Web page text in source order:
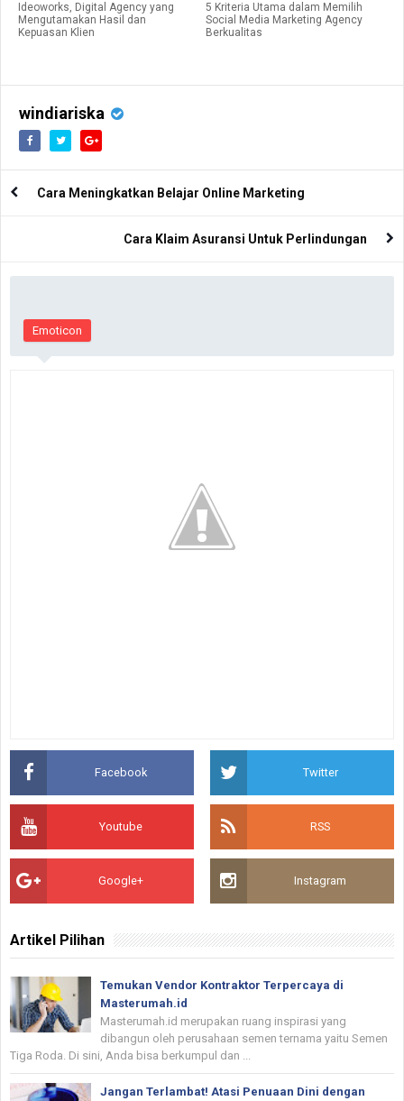
Ideoworks, Digital Agency yang
Mengutamakan Hasil dan
Kepuasan Klien
5 Kriteria Utama dalam Memilih
Social Media Marketing Agency
Berkualitas
windiariska
Cara Meningkatkan Belajar Online Marketing
Cara Klaim Asuransi Untuk Perlindungan
Emoticon
Facebook Twitter
Youtube RSS
Google+ Instagram
Artikel Pilihan
Temukan Vendor Kontraktor Terpercaya di
Masterumah.id
Masterumah.id merupakan ruang inspirasi yang
dibangun oleh perusahaan semen ternama yaitu Semen
Tiga Roda. Di sini, Anda bisa berkumpul dan ...
Jangan Terlambat! Atasi Penuaan Dini dengan